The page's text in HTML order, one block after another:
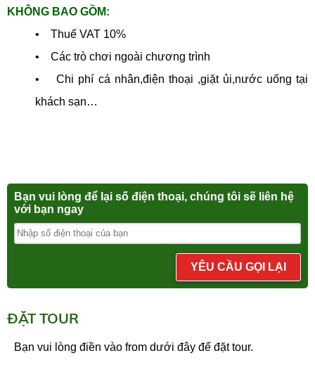
KHÔNG BAO GỒM:
• Thuế VAT 10%
• Các trò chơi ngoài chương trình
• Chi phí cá nhân,điện thoại ,giặt ủi,nước uống tại
khách sạn…
Bạn vui lòng để lại số điện thoại, chúng tôi sẽ liên hệ
với bạn ngay
YÊU CẦU GỌI LẠI
ĐẶT TOUR
Bạn vui lòng điền vào from dưới đây để đặt tour.